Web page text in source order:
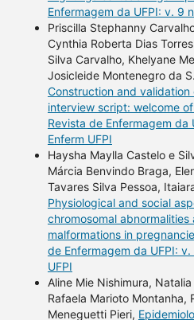
Enfermagem da UFPI: v. 9
Priscilla Stephanny
Cynthia Roberta Dias
Silva Carvalho, Khelyane
Josicleide Montenegro da
Construction and
interview script: welcome
Revista de Enfermagem da
Enferm UFPI
Haysha Maylla Castelo e
Márcia Benvindo Braga,
Tavares Silva Pessoa,
Physiological and social
chromosomal
malformations in
de Enfermagem da UFPI:
UFPI
Aline Mie Nishimura,
Rafaela Marioto Montanha,
Meneguetti Pieri,